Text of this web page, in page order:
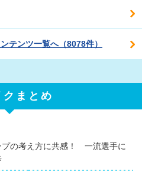
テンツ一覧へ（8078件）
クまとめ
の考え方に共感！ 一流選手に